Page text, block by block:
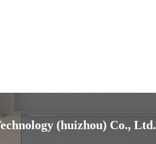
(huizhou) Co., Ltd.